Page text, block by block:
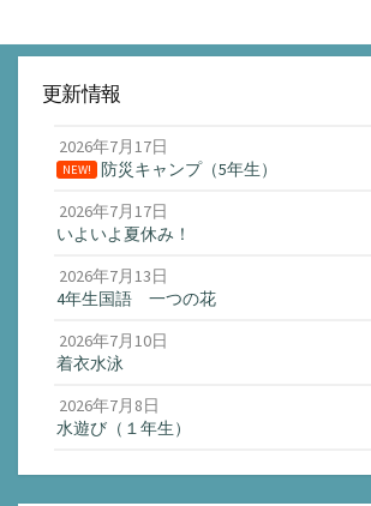
更新情報
2026年7月17日
NEW!
防災キャンプ（5年生）
2026年7月17日
いよいよ夏休み！
2026年7月13日
4年生国語 一つの花
2026年7月10日
着衣水泳
2026年7月8日
水遊び（１年生）